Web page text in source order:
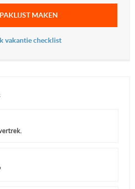
MAKEN
vakantie checklist